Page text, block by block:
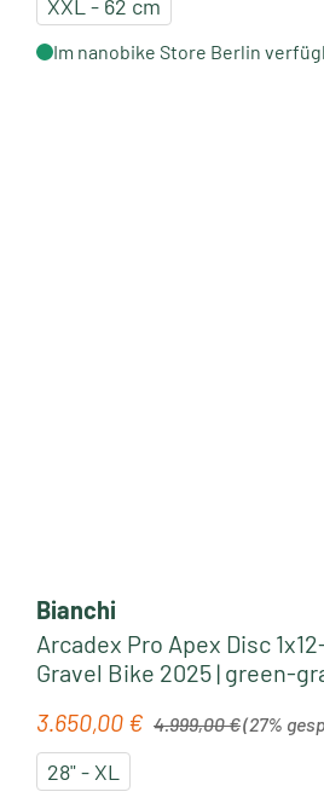
XXL - 62 cm
Im nanobike Store Berlin
Bianchi
Arcadex Pro Apex Disc
Gravel Bike 2025 | green-
Verkaufspreis:
3.650,00 € Regulärer Preis:
4.999,00 €(27%
28" - XL